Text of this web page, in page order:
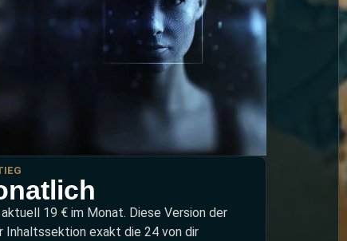
19 € im Monat. Diese Version der
Inhaltssektion exakt die 24 von dir